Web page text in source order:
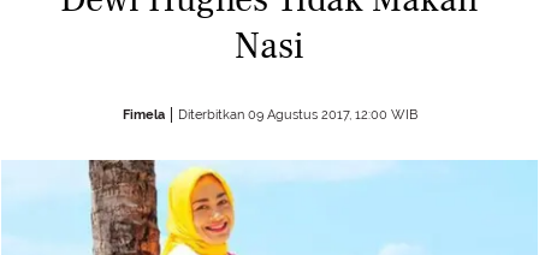
Nasi
Fimela Diterbitkan 09 Agustus 2017, 12:00 WIB